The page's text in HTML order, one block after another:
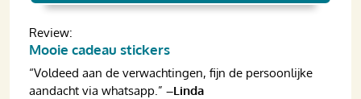
Review:
Mooie cadeau stickers
“Voldeed aan de verwachtingen, fijn de persoonlijke
aandacht via whatsapp.” –Linda